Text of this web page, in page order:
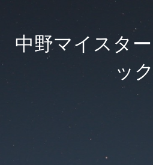
中野マイスタ
ック